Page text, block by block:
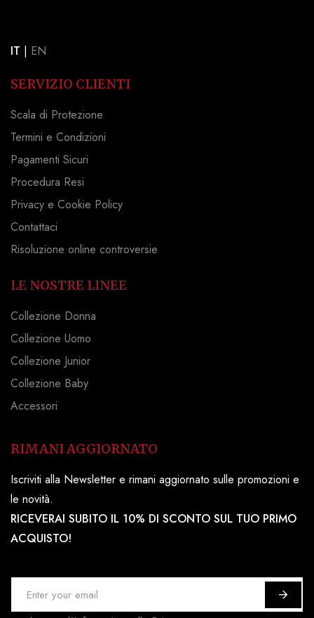
IT | EN
SERVIZIO CLIENTI
Scala di Protezione
Termini e Condizioni
Pagamenti Sicuri
Procedura Resi
Privacy e Cookie Policy
Contattaci
Risoluzione online controversie
LE NOSTRE LINEE
Collezione Donna
Collezione Uomo
Collezione Junior
Collezione Baby
Accessori
RIMANI AGGIORNATO
Iscriviti alla Newsletter e rimani aggiornato sulle promozioni e
le novità.
RICEVERAI SUBITO IL 10% DI SCONTO SUL TUO PRIMO
ACQUISTO!